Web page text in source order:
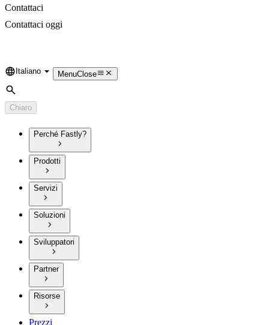
Contattaci
Contattaci oggi
Language
Italiano MenuClose
Cerca
Chiaro
Perché Fastly?
Prodotti
Servizi
Soluzioni
Sviluppatori
Partner
Risorse
Prezzi